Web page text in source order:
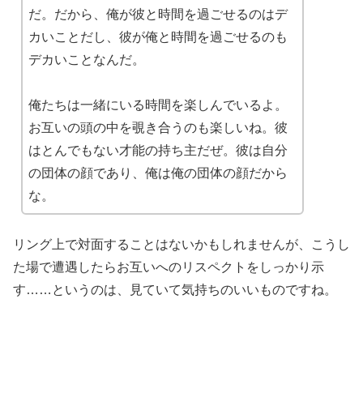
だ。だから、俺が彼と時間を過ごせるのはデ
カいことだし、彼が俺と時間を過ごせるのも
デカいことなんだ。
俺たちは一緒にいる時間を楽しんでいるよ。
お互いの頭の中を覗き合うのも楽しいね。彼
はとんでもない才能の持ち主だぜ。彼は自分
の団体の顔であり、俺は俺の団体の顔だから
な。
リング上で対面することはないかもしれませんが、こうし
た場で遭遇したらお互いへのリスペクトをしっかり示
す……というのは、見ていて気持ちのいいものですね。